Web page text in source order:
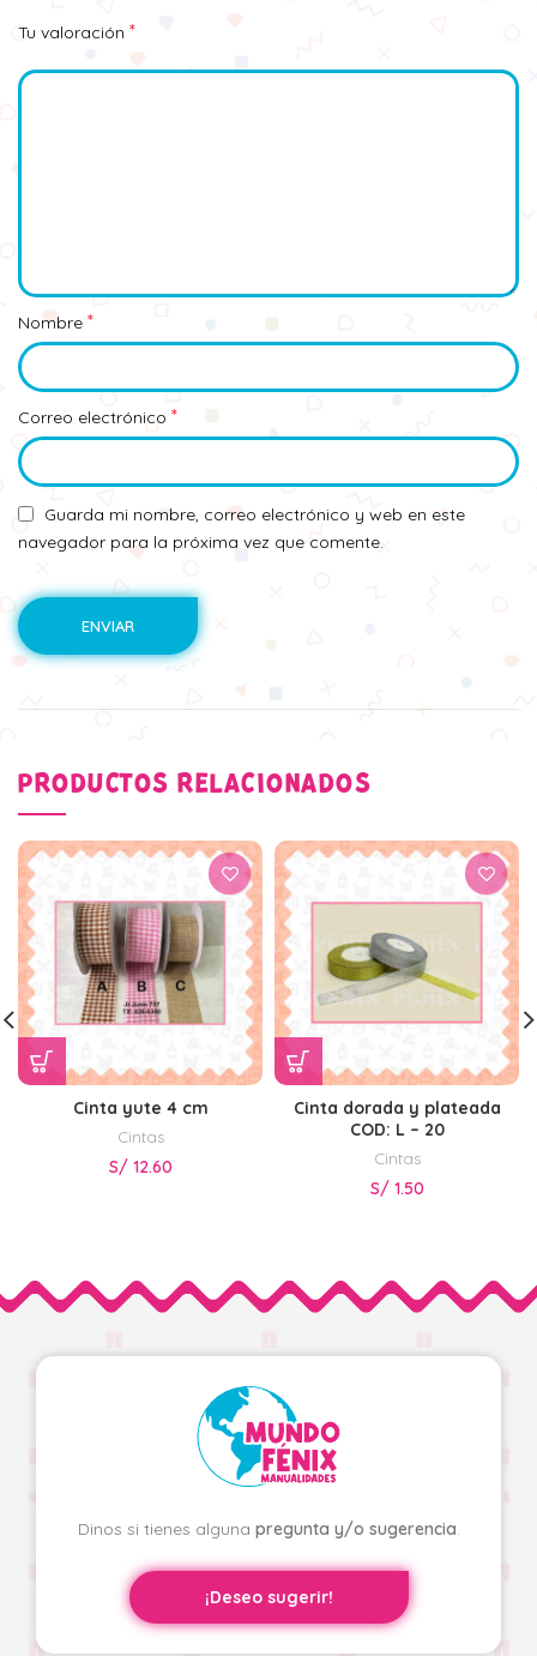
Tu valoración *
Nombre *
Correo electrónico *
Guarda mi nombre, correo electrónico y web en este
navegador para la próxima vez que comente.
PRODUCTOS RELACIONADOS
Cinta yute 4 cm
Cintas
S/ 12.60
Cinta dorada y plateada
COD: L – 20
Cintas
S/ 1.50
Dinos si tienes alguna pregunta y/o sugerencia.
¡Deseo sugerir!